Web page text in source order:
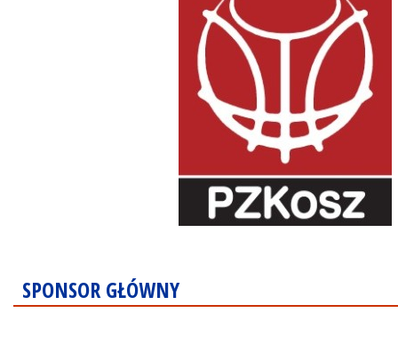
SPONSOR GŁÓWNY